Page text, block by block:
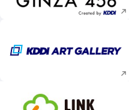
新規ウィンドウ